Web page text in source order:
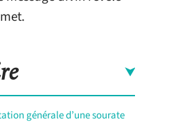
générale d’une sourate